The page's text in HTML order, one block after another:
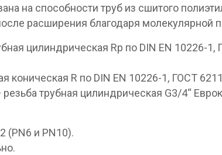
на способности труб из сшитого
расширения благодаря молекулярной
цилиндрическая Rp по DIN EN 10226-1,
коническая R по DIN EN 10226-1, ГОСТ
трубная цилиндрическая G3/4“
(PN6 и PN10).